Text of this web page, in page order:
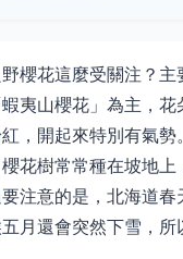
櫻花這麼受關注？主
夷山櫻花」為主，花
，開起來特別有氣勢
花樹常常種在坡地上
注意的是，北海道春
月還會突然下雪，所